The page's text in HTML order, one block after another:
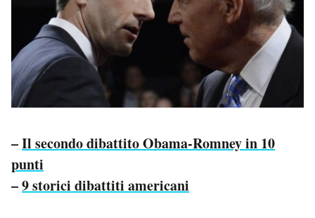
–Il secondo dibattito Obama-Romney in 10
punti
–9 storici dibattiti americani